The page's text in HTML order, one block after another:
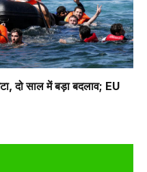
दो साल में बड़ा बदलाव; EU